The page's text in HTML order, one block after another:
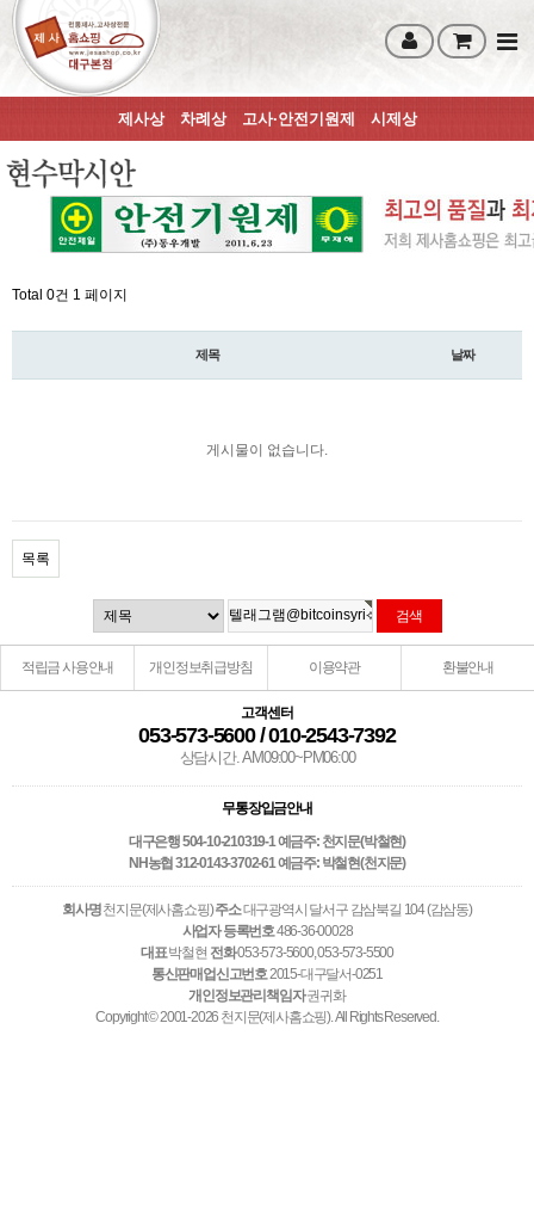
제사상 차례상 고사·안전기원제 시제상
Total 0건 1 페이지
제목 날짜
게시물이 없습니다.
목록
적립금 사용안내 개인정보취급방침 이용약관 환불안내
고객센터
053-573-5600 / 010-2543-7392
상담시간. AM09:00~PM06:00
무통장입금안내
대구은행 504-10-210319-1 예금주: 천지문(박철현)
NH농협 312-0143-3702-61 예금주: 박철현(천지문)
회사명천지문(제사홈쇼핑)주소대구광역시 달서구 감삼북길 104 (감삼동)
사업자 등록번호486-36-00028
대표박철현 전화053-573-5600, 053-573-5500
통신판매업신고번호2015-대구달서-0251
개인정보관리책임자권귀화
Copyright © 2001-2026 천지문(제사홈쇼핑). All Rights Reserved.